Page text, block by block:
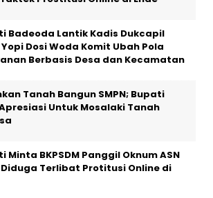
Badeoda Lantik Kadis Dukcapil
Yopi Dosi Woda Komit Ubah Pola
Berbasis Desa dan Kecamatan
Tanah Bangun SMPN; Bupati
Untuk Mosalaki Tanah
Minta BKPSDM Panggil Oknum ASN
Terlibat Protitusi Online di